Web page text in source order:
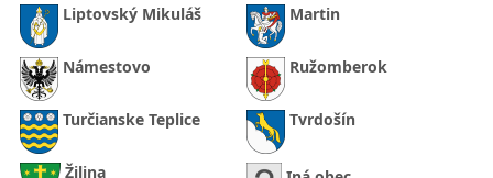
Liptovský Mikuláš Martin
Námestovo Ružomberok
Turčianske Teplice Tvrdošín
Žilina